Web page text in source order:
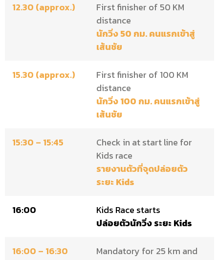
12.30 (approx.)
First finisher of 50 KM
distance
นักวิ่ง 50 กม. คนแรกเข้าสู่
เส้นชัย
15.30 (approx.)
First finisher of 100 KM
distance
นักวิ่ง 100 กม. คนแรกเข้าสู่
เส้นชัย
15:30 – 15:45
Check in at start line for
Kids race
รายงานตัวที่จุดปล่อยตัว
ระยะ Kids
16:00
Kids Race starts
ปล่อยตัวนักวิ่ง ระยะ Kids
16:00 – 16:30
Mandatory for 25 km and